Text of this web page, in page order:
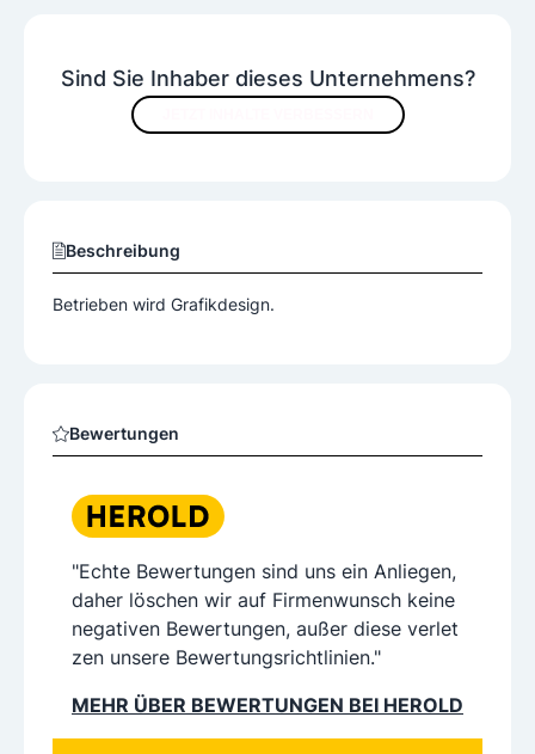
Sind Sie Inhaber dieses Unternehmens?
Beschreibung
Betrieben wird Grafikdesign.
Bewertungen
"Echte Bewertungen sind uns ein Anliegen,
daher löschen wir auf Firmenwunsch keine
negativen Bewertungen, außer diese verlet
zen unsere Bewertungsrichtlinien."
MEHR ÜBER BEWERTUNGEN BEI HEROLD